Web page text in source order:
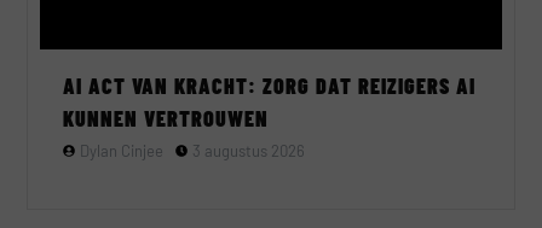
AI ACT VAN KRACHT: ZORG DAT REIZIGERS AI
KUNNEN VERTROUWEN
Dylan Cinjee 3 augustus 2026